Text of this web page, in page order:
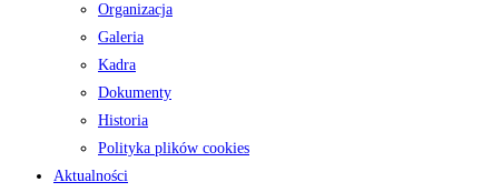
Organizacja
Galeria
Kadra
Dokumenty
Historia
Polityka plików cookies
Aktualności